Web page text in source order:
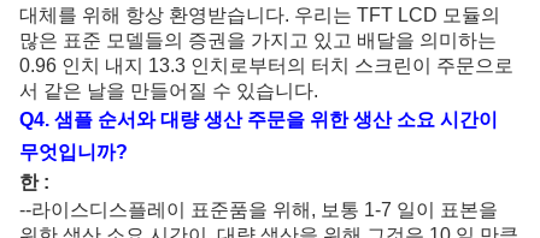
대체를 위해 항상 환영받습니다. 우리는 TFT LCD 모듈의
많은 표준 모델들의 증권을 가지고 있고 배달을 의미하는
0.96 인치 내지 13.3 인치로부터의 터치 스크린이 주문으로
서 같은 날을 만들어질 수 있습니다.
Q4. 샘플 순서와 대량 생산 주문을 위한 생산 소요 시간이
무엇입니까?
한 :
--라이스디스플레이 표준품을 위해, 보통 1-7 일이 표본을